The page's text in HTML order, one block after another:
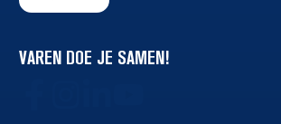
VAREN DOE JE SAMEN!